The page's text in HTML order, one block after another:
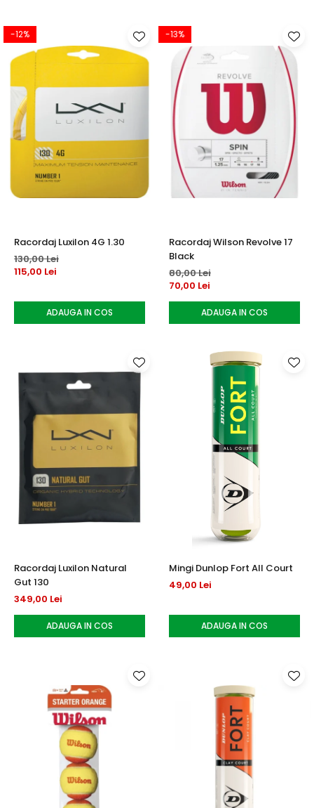
-12%
Racordaj Luxilon 4G 1.30
130,00 Lei
115,00 Lei
ADAUGA IN COS
-13%
Racordaj Wilson Revolve 17
Black
80,00 Lei
70,00 Lei
ADAUGA IN COS
Racordaj Luxilon Natural
Gut 130
349,00 Lei
ADAUGA IN COS
Mingi Dunlop Fort All Court
49,00 Lei
ADAUGA IN COS